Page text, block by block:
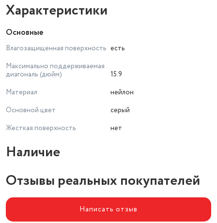
Характеристики
Основные
Влагозащищенная поверхность есть
Максимально поддерживаемая
диагональ (дюйм)
15.9
Материал
нейлон
Основной цвет
серый
Жесткая поверхность
нет
Наличие
Отзывы реальных покупателей
Написать отзыв